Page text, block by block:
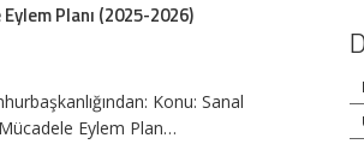
Planı (2025-2026)
Konu: Sanal
Eylem Plan…